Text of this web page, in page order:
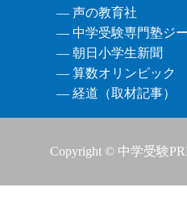
― 声の教育社
― 中学受験専門塾ジ
― 朝日小学生新聞
― 算数オリンピック
― 経道（取材記事）
Copyright © 中学受験